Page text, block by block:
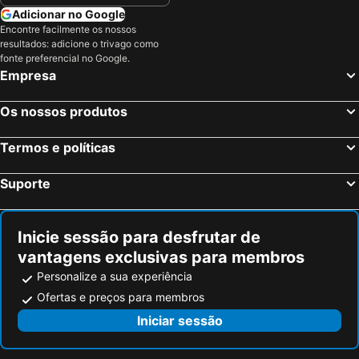
Courchevel, Ródano-Alpes Hotéis
Les Deux Alpes, Ródano-Alpes Hotéis
Nice, Provença-Alpes-Costa Azul Hotéis
Estrasburgo, Alsácia Hotéis
Montévrain, França Hotéis
Serris, França Hotéis
Adicionar no Google
Encontre facilmente os nossos
resultados: adicione o trivago como
fonte preferencial no Google.
Empresa
Os nossos produtos
Termos e políticas
Suporte
Inicie sessão para desfrutar de
vantagens exclusivas para membros
Personalize a sua experiência
Ofertas e preços para membros
Iniciar sessão